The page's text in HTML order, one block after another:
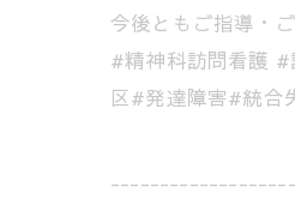
今後ともご指導・
#精神科訪問看護
区#発達障害#統合